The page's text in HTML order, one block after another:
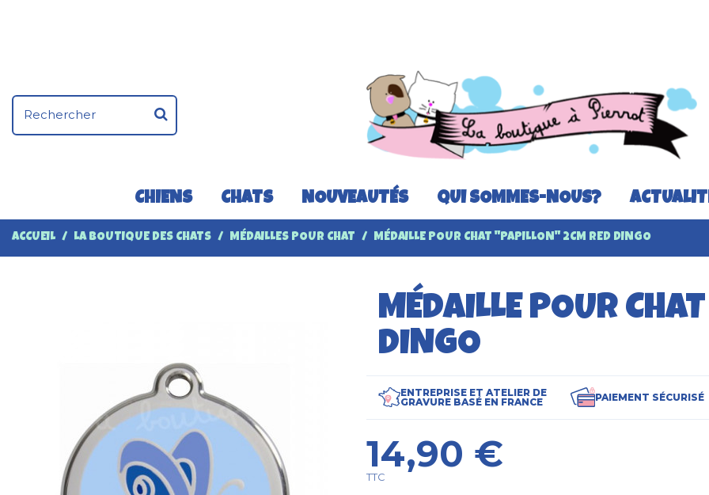
CHIENS CHATS NOUVEAUTÉS QUI SOMMES-NOUS?
ACCUEIL LA BOUTIQUE DES CHATS MÉDAILLES POUR CHAT MÉDAILLE POUR CHAT "PAPILLON" 2CM RED DINGO
MÉDAILLE POUR
DINGO
ENTREPRISE ET ATELIER DE
GRAVURE BASÉ EN FRANCE
PAIEMENT SÉCURISÉ
14,90 €
TTC